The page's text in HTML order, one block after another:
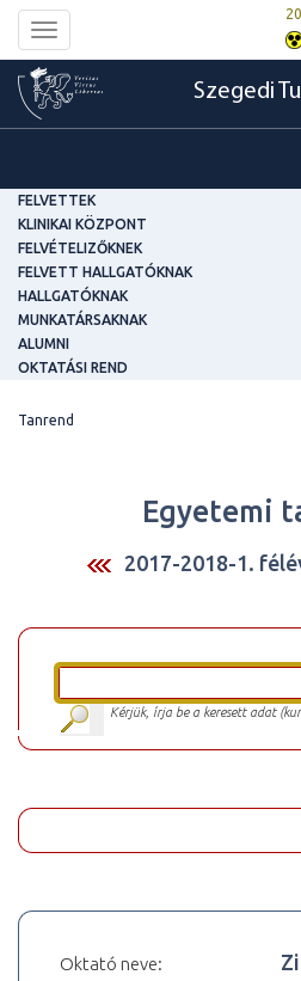
Toggle
navigation
Szegedi
FELVETTEK
KLINIKAI KÖZPONT
FELVÉTELIZŐKNEK
FELVETT HALLGATÓKNAK
HALLGATÓKNAK
MUNKATÁRSAKNAK
ALUMNI
OKTATÁSI REND
Tanrend
Egyetemi
2017-2018-1.
Kérjük, írja be a keresett adat
Oktató neve: